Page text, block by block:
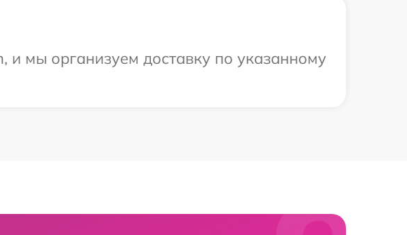
и мы организуем доставку по указанному